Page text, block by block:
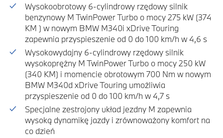
Wysokoobrotowy 6-cylindrowy rzędowy silnik
benzynowy M TwinPower Turbo o mocy 275 kW (374
KM ) w nowym BMW M340i xDrive Touring
zapewnia przyspieszenie od 0 do 100 km/h w 4,6 s
Wysokowydajny 6-cylindrowy rzędowy silnik
wysokoprężny M TwinPower Turbo o mocy 250 kW
(340 KM) i momencie obrotowym 700 Nm w nowym
BMW M340d xDrive Touring umożliwia
przyspieszenie od 0 do 100 km/h w 4,7 s
Specjalne zestrojony układ jezdny M zapewnia
wysoką dynamikę jazdy i zrównoważony komfort na
co dzień